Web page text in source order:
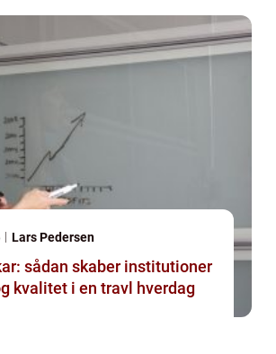
Lars Pedersen
sådan skaber institutioner
kvalitet i en travl hverdag